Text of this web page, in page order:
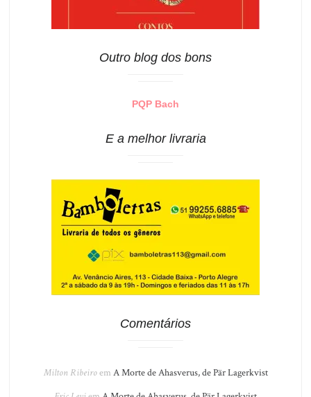
Outro blog dos bons
PQP Bach
E a melhor livraria
Comentários
Milton Ribeiroem A Morte de Ahasverus, de Pär Lagerkvist